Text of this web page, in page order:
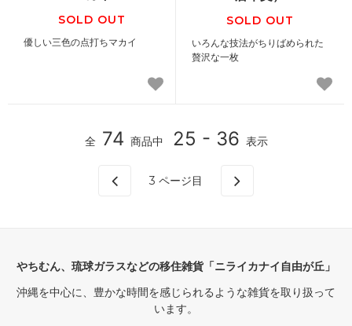
SOLD OUT
優しい三色の点打ちマカイ
SOLD OUT
いろんな技法がちりばめられた
贅沢な一枚
全 74 商品中 25 - 36 表示
3 ページ目
やちむん、琉球ガラスなどの移住雑貨「ニライカナイ自由が丘」
沖縄を中心に、豊かな時間を感じられるような雑貨を取り扱って
います。